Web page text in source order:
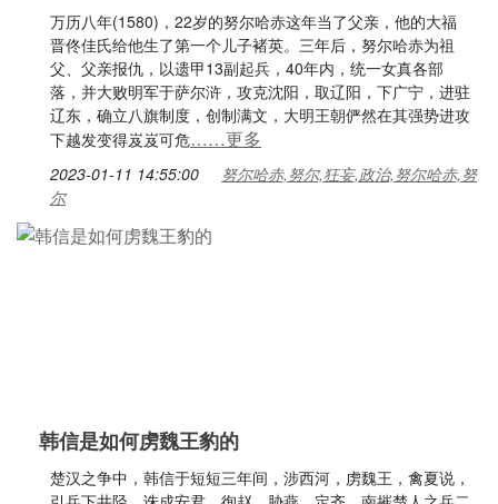
万历八年(1580)，22岁的努尔哈赤这年当了父亲，他的大福
晋佟佳氏给他生了第一个儿子褚英。三年后，努尔哈赤为祖
父、父亲报仇，以遗甲13副起兵，40年内，统一女真各部
落，并大败明军于萨尔浒，攻克沈阳，取辽阳，下广宁，进驻
辽东，确立八旗制度，创制满文，大明王朝俨然在其强势进攻
下越发变得岌岌可危……更多
2023-01-11 14:55:00
努尔哈赤,努尔,狂妄,政治,努尔哈赤,努
尔
韩信是如何虏魏王豹的
楚汉之争中，韩信于短短三年间，涉西河，虏魏王，禽夏说，